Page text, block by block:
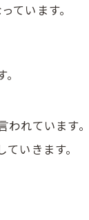
ています。
われています
いきます。